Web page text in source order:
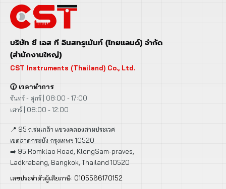
บริษัท ซี เอส ที อินสทรูเม้นท์ (ไทยแลนด์) จำกัด
(สำนักงานใหญ่)
CST Instruments (Thailand) Co., Ltd.
🕜 เวลาทำการ
จันทร์ - ศุกร์ | 08:00 - 17:00
เสาร์ | 08:00 - 12:00
📍 95 ถ.ร่มเกล้า แขวงคลองสามประเวศ
เขตลาดกระบัง กรุงเทพฯ 10520
➡️ 95 Romklao Road, KlongSam-praves,
Ladkrabang, Bangkok, Thailand 10520
เลขประจำตัวผู้เสียภาษี: 0105566170152